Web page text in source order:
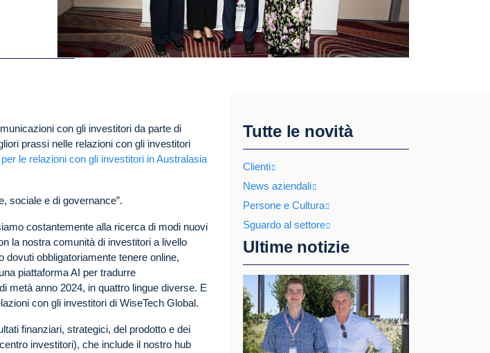
con gli investitori da parte di
prassi nelle relazioni con gli investitori
per le relazioni con gli investitori in Australasia
sociale e di governance”.
costantemente alla ricerca di modi nuovi
la nostra comunità di investitori a livello
obbligatoriamente tenere online,
piattaforma AI per tradurre
metà anno 2024, in quattro lingue diverse. E
con gli investitori di WiseTech Global.
finanziari, strategici, del prodotto e dei
investitori), che include il nostro hub
Tutte le novità
Clienti
News aziendali
Persone e Cultura
Sguardo al settore
Ultime notizie